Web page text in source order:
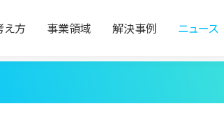
え方 事業領域 解決事例 ニュース